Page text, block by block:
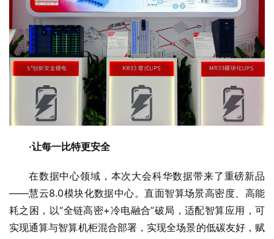
·让每一比特更安全
在数据中心领域，本次大会科华数据带来了重磅新品
——慧云8.0模块化数据中心。直面智算场景高密度、高能
耗之困，以“全链高密+冷电融合”破局，适配智算应用，可
实现通算与智算机柜混合部署，实现全场景的低碳友好，赋